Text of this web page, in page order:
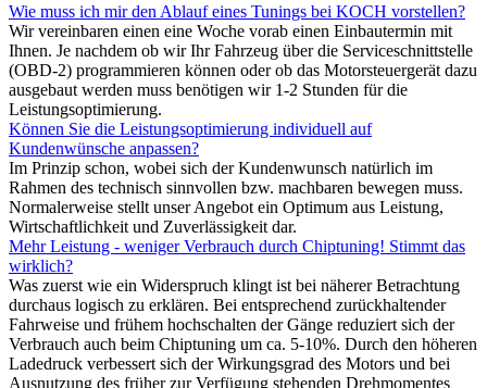
Wie muss ich mir den Ablauf eines Tunings bei KOCH vorstellen?
Wir vereinbaren einen eine Woche vorab einen Einbautermin mit
Ihnen. Je nachdem ob wir Ihr Fahrzeug über die Serviceschnittstelle
(OBD-2) programmieren können oder ob das Motorsteuergerät dazu
ausgebaut werden muss benötigen wir 1-2 Stunden für die
Leistungsoptimierung.
Können Sie die Leistungsoptimierung individuell auf
Kundenwünsche anpassen?
Im Prinzip schon, wobei sich der Kundenwunsch natürlich im
Rahmen des technisch sinnvollen bzw. machbaren bewegen muss.
Normalerweise stellt unser Angebot ein Optimum aus Leistung,
Wirtschaftlichkeit und Zuverlässigkeit dar.
Mehr Leistung - weniger Verbrauch durch Chiptuning! Stimmt das
wirklich?
Was zuerst wie ein Widerspruch klingt ist bei näherer Betrachtung
durchaus logisch zu erklären. Bei entsprechend zurückhaltender
Fahrweise und frühem hochschalten der Gänge reduziert sich der
Verbrauch auch beim Chiptuning um ca. 5-10%. Durch den höheren
Ladedruck verbessert sich der Wirkungsgrad des Motors und bei
Ausnutzung des früher zur Verfügung stehenden Drehmomentes